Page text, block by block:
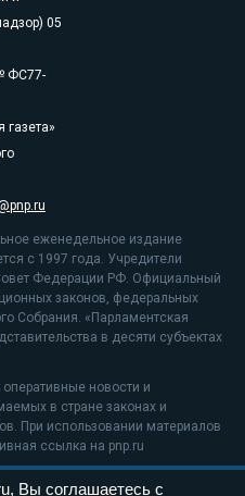
05
ФС77-
еженедельное издание
с 1997 года. Учредители
Федерации РФ. Официальный
законов, федеральных
Собрания. «Парламентская
в десяти субъектах
оперативные новости и
в стране законах и
При использовании материалов
ссылка на pnp.ru
Вы соглашаетесь с